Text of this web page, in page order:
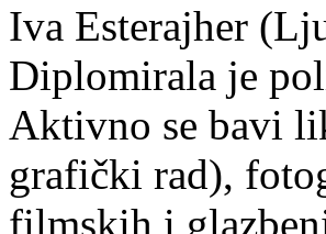
Iva Esterajher
Diplomirala je
Aktivno se bavi
grafički rad),
filmskih i